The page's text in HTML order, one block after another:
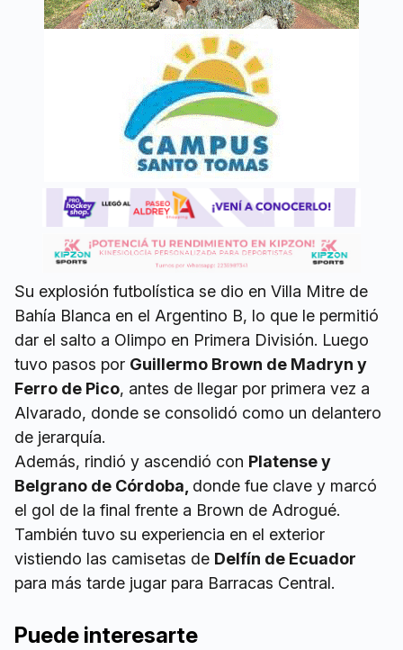
Su explosión futbolística se dio en Villa Mitre de
Bahía Blanca en el Argentino B, lo que le permitió
dar el salto a Olimpo en Primera División. Luego
tuvo pasos por Guillermo Brown de Madryn y
Ferro de Pico, antes de llegar por primera vez a
Alvarado, donde se consolidó como un delantero
de jerarquía.
Además, rindió y ascendió con Platense y
Belgrano de Córdoba, donde fue clave y marcó
el gol de la final frente a Brown de Adrogué.
También tuvo su experiencia en el exterior
vistiendo las camisetas de Delfín de Ecuador
para más tarde jugar para Barracas Central.
Puede interesarte